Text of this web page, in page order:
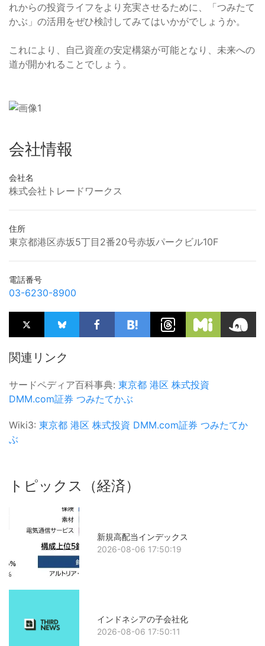
れからの投資ライフをより充実させるために、「つみたて
かぶ」の活用をぜひ検討してみてはいかがでしょうか。
これにより、自己資産の安定構築が可能となり、未来への
道が開かれることでしょう。
会社情報
会社名
株式会社トレードワークス
住所
東京都港区赤坂5丁目2番20号赤坂パークビル10F
電話番号
03-6230-8900
関連リンク
サードペディア百科事典: 東京都 港区 株式投資
DMM.com証券 つみたてかぶ
Wiki3: 東京都 港区 株式投資 DMM.com証券 つみたてか
ぶ
トピックス（経済）
新規高配当インデックス
2026-08-06 17:50:19
インドネシアの子会社化
2026-08-06 17:50:11